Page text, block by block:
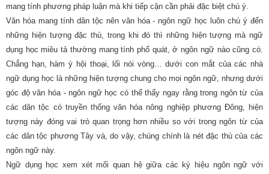
mang tính phương pháp luận mà khi tiếp cận cần phải đặc biệt chú ý.
Văn hóa mang tính dân tộc nên văn hóa - ngôn ngữ học luôn chú ý đến
những hiện tượng đặc thù, trong khi đó thì những hiện tượng mà ngữ
dụng học miêu tả thường mang tính phổ quát, ở ngôn ngữ nào cũng có.
Chẳng hạn, hàm ý hội thoại, lối nói vòng… dưới con mắt của các nhà
ngữ dụng học là những hiện tượng chung cho mọi ngôn ngữ, nhưng dưới
góc độ văn hóa - ngôn ngữ học có thể thấy ngay rằng trong ngôn từ của
các dân tộc có truyền thống văn hóa nông nghiệp phương Đông, hiện
tượng này đóng vai trò quan trọng hơn nhiều so với trong ngôn từ của
các dân tộc phương Tây và, do vậy, chúng chính là nét đặc thù của các
ngôn ngữ này.
Ngữ dụng học xem xét mối quan hệ giữa các ký hiệu ngôn ngữ với